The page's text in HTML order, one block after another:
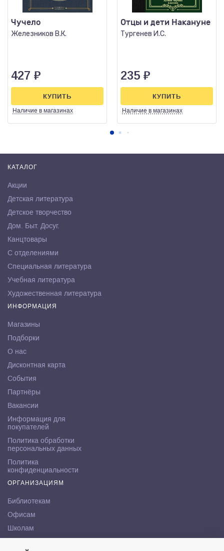
Чучело
Железников В.К.
427 ₽
Наличие в магазинах
КУПИТЬ
Отцы и дети Накануне
Тургенев И.С.
235 ₽
Наличие в магазинах
КУПИТЬ
КАТАЛОГ
Акции
Детская литература
Детское творчество
Дом. Быт. Досуг.
Канцтовары
С отделениями
Специальная литература
Учебная литература
Художественная литература
ИНФОРМАЦИЯ
Магазины
Подборки
О нас
Дисконтная карта
События
Партнёры
Вакансии
Информация для
покупателей
Политика обработки
персональных данных
Политика
конфиденциальности
ОРГАНИЗАЦИЯМ
Библиотекам
Офисам
Школам